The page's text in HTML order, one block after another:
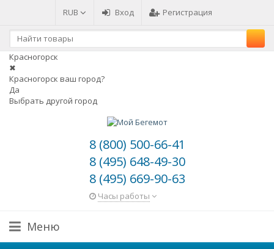
RUB Вход Регистрация
Красногорск
✖
Красногорск ваш город?
Да
Выбрать другой город
8 (800) 500-66-41
8 (495) 648-49-30
8 (495) 669-90-63
Часы работы
Меню